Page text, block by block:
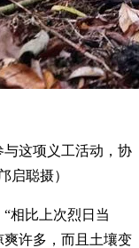
这项义工活动，协
启聪摄）
相比上次烈日当
许多，而且土壤变